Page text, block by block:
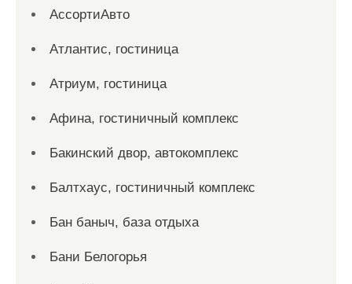
АссортиАвто
Атлантис, гостиница
Атриум, гостиница
Афина, гостиничный комплекс
Бакинский двор, автокомплекс
Балтхаус, гостиничный комплекс
Бан баныч, база отдыха
Бани Белогорья